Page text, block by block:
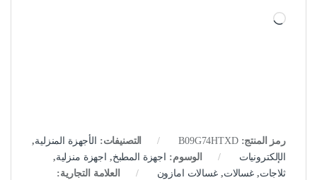
جاري التحميل…
رمز المنتج:B09G74HTXD التصنيفات: الأجهزة المنزلية,
الإلكترونيات
الوسوم: اجهزة المطبخ, اجهزة منزلية,
ثلاجات,غسالات,غسالات امازون
العلامة التجارية: